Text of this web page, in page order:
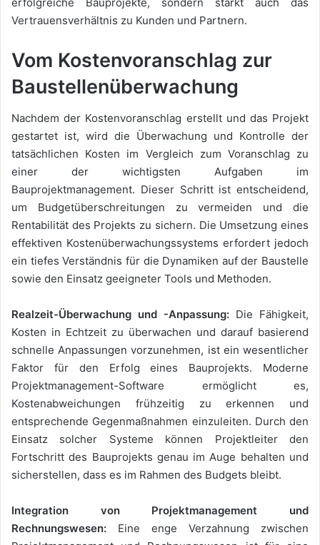
Vertrauensverhältnis zu Kunden und Partnern.
Vom Kostenvoranschlag zur
Baustellenüberwachung
Nachdem der Kostenvoranschlag erstellt und das Projekt
gestartet ist, wird die Überwachung und Kontrolle der
tatsächlichen Kosten im Vergleich zum Voranschlag zu
einer der wichtigsten Aufgaben im
Bauprojektmanagement. Dieser Schritt ist entscheidend,
um Budgetüberschreitungen zu vermeiden und die
Rentabilität des Projekts zu sichern. Die Umsetzung eines
effektiven Kostenüberwachungssystems erfordert jedoch
ein tiefes Verständnis für die Dynamiken auf der Baustelle
sowie den Einsatz geeigneter Tools und Methoden.
Realzeit-Überwachung und -Anpassung: Die Fähigkeit,
Kosten in Echtzeit zu überwachen und darauf basierend
schnelle Anpassungen vorzunehmen, ist ein wesentlicher
Faktor für den Erfolg eines Bauprojekts. Moderne
Projektmanagement-Software ermöglicht es,
Kostenabweichungen frühzeitig zu erkennen und
entsprechende Gegenmaßnahmen einzuleiten. Durch den
Einsatz solcher Systeme können Projektleiter den
Fortschritt des Bauprojekts genau im Auge behalten und
sicherstellen, dass es im Rahmen des Budgets bleibt.
Integration von Projektmanagement und
Rechnungswesen: Eine enge Verzahnung zwischen